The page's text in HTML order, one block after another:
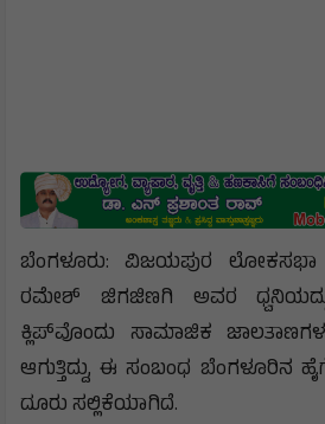
ಬೆಂಗಳೂರು: ವಿಜಯಪುರ ಲೋಕಸಭಾ
ರಮೇಶ್ ಜಿಗಜಿಣಗಿ ಅವರ
ಕ್ಲಿಪ್‌ವೊಂದು ಸಾಮಾಜಿಕ
ಆಗುತ್ತಿದ್ದು, ಈ ಸಂಬಂಧ ಬೆಂಗಳೂರಿನ
ದೂರು ಸಲ್ಲಿಕೆಯಾಗಿದೆ.